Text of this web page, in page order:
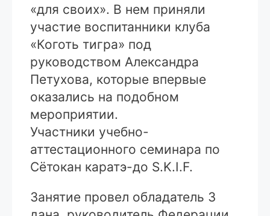
«для своих». В нем приняли
участие воспитанники клуба
«Коготь тигра» под
руководством Александра
Петухова, которые впервые
оказались на подобном
мероприятии.
Участники учебно-
аттестационного семинара по
Сётокан каратэ-до S.K.I.F.
Занятие провел обладатель 3